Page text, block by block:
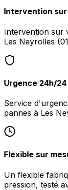
Intervention
Intervention sur
Les Neyrolles
Urgence 24h/24
Service
pannes à Les
Flexible sur
Un flexible
pression, testé